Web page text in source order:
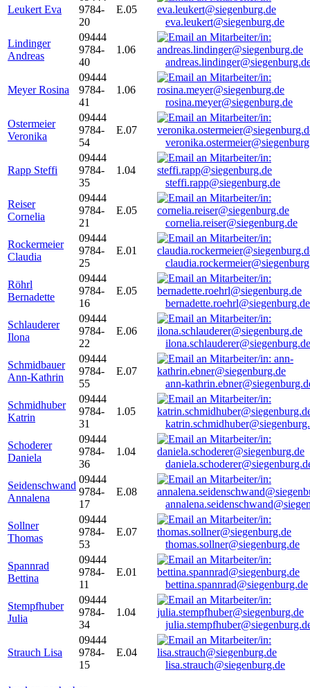
Leukert Eva
9784-
20
E.05
eva.leukert@siegenburg.de
Lindinger
Andreas
09444
9784-
40
1.06
Meyer Rosina
09444
9784-
41
1.06
rosina.meyer@siegenburg.de
Ostermeier
Veronika
09444
9784-
54
E.07
Rapp Steffi
09444
9784-
35
1.04
steffi.rapp@siegenburg.de
Reiser
Cornelia
09444
9784-
21
E.05
cornelia.reiser@siegenburg.de
Rockermeier
Claudia
09444
9784-
25
E.01
Röhrl
Bernadette
09444
9784-
16
E.05
bernadette.roehrl@siegenburg.de
Schlauderer
Ilona
09444
9784-
22
E.06
ilona.schlauderer@siegenburg.de
Schmidbauer
Ann-Kathrin
09444
9784-
55
E.07
ann-
Schmidhuber
Katrin
09444
9784-
31
1.05
Schoderer
Daniela
09444
9784-
36
1.04
Seidenschwand
Annalena
09444
9784-
17
E.08
Sollner
Thomas
09444
9784-
53
E.07
thomas.sollner@siegenburg.de
Spannrad
Bettina
09444
9784-
11
E.01
bettina.spannrad@siegenburg.de
Stempfhuber
Julia
09444
9784-
34
1.04
Strauch Lisa
09444
9784-
15
E.04
lisa.strauch@siegenburg.de